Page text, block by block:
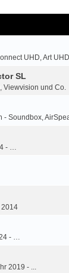
UHD, Art
SL
Viewvision und Co.
- Soundbox,
- …
2014
- …
2019 - ...